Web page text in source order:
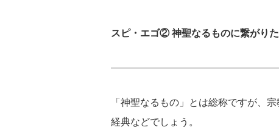
スピ・エゴ② 神聖なるものに繋がり
「神聖なるもの」とは総称ですが、
経典などでしょう。